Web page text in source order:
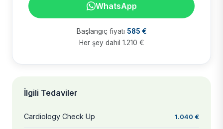
WhatsApp
Başlangıç fiyatı 585 €
Her şey dahil 1.210 €
İlgili Tedaviler
Cardiology Check Up 1.040 €